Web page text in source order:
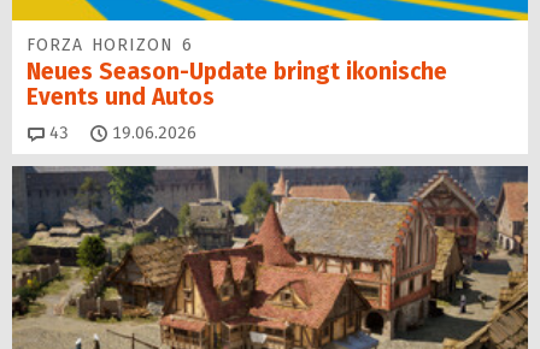
FORZA HORIZON 6
Neues Season-Update bringt ikonische
Events und Autos
43 Kommentare
19.06.2026